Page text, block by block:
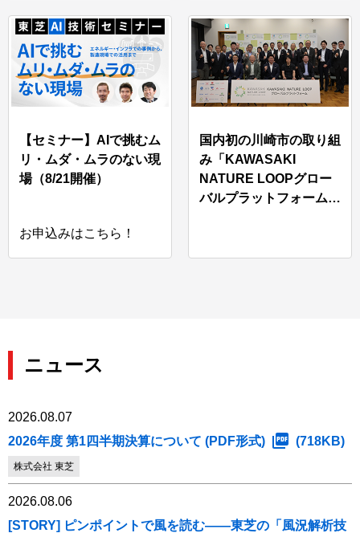
【セミナー】AIで挑むム
リ・ムダ・ムラのない現
場（8/21開催）
お申込みはこちら！
国内初の川崎市の取り組
み「KAWASAKI
NATURE LOOPグロー
バルプラットフォーム」
ニュース
2026.08.07
2026年度 第1四半期決算について (PDF形式)
(718KB)
株式会社 東芝
2026.08.06
[STORY] ピンポイントで風を読む――東芝の「風況解析技